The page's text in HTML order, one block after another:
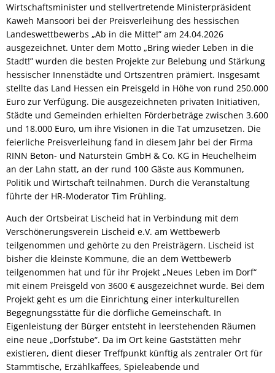
Wirtschaftsminister und stellvertretende Ministerpräsident
Kaweh Mansoori bei der Preisverleihung des hessischen
Landeswettbewerbs „Ab in die Mitte!” am 24.04.2026
ausgezeichnet. Unter dem Motto „Bring wieder Leben in die
Stadt!” wurden die besten Projekte zur Belebung und Stärkung
hessischer Innenstädte und Ortszentren prämiert. Insgesamt
stellte das Land Hessen ein Preisgeld in Höhe von rund 250.000
Euro zur Verfügung. Die ausgezeichneten privaten Initiativen,
Städte und Gemeinden erhielten Förderbeträge zwischen 3.600
und 18.000 Euro, um ihre Visionen in die Tat umzusetzen. Die
feierliche Preisverleihung fand in diesem Jahr bei der Firma
RINN Beton- und Naturstein GmbH & Co. KG in Heuchelheim
an der Lahn statt, an der rund 100 Gäste aus Kommunen,
Politik und Wirtschaft teilnahmen. Durch die Veranstaltung
führte der HR-Moderator Tim Frühling.
Auch der Ortsbeirat Lischeid hat in Verbindung mit dem
Verschönerungsverein Lischeid e.V. am Wettbewerb
teilgenommen und gehörte zu den Preisträgern. Lischeid ist
bisher die kleinste Kommune, die an dem Wettbewerb
teilgenommen hat und für ihr Projekt „Neues Leben im Dorf“
mit einem Preisgeld von 3600 € ausgezeichnet wurde. Bei dem
Projekt geht es um die Einrichtung einer interkulturellen
Begegnungsstätte für die dörfliche Gemeinschaft. In
Eigenleistung der Bürger entsteht in leerstehenden Räumen
eine neue „Dorfstube“. Da im Ort keine Gaststätten mehr
existieren, dient dieser Treffpunkt künftig als zentraler Ort für
Stammtische, Erzählkaffees, Spieleabende und